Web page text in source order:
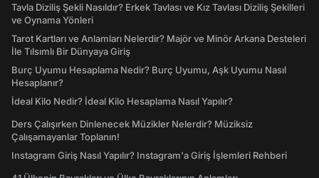
Tavla Diziliş Şekli Nasıldır? Erkek Tavlası ve Kız Tavlası Diziliş Şekilleri
ve Oynama Yönleri
Tarot Kartları ve Anlamları Nelerdir? Majör ve Minör Arkana Desteleri
İle Tılsımlı Bir Dünyaya Giriş
Burç Uyumu Hesaplama Nedir? Burç Uyumu, Aşk Uyumu Nasıl
Hesaplanır?
İdeal Kilo Nedir? İdeal Kilo Hesaplama Nasıl Yapılır?
Ders Çalışırken Dinlenecek Müzikler Nelerdir? Müziksiz
Çalışamayanlar Toplanın!
Instagram Giriş Nasıl Yapılır? Instagram'a Giriş İşlemleri Rehberi